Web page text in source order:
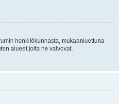
henkilökunnasta, mukaanluettuna
alueet joita he valvovat.